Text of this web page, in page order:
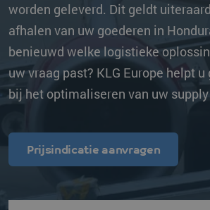
worden geleverd. Dit geldt
afhalen van uw goederen in
benieuwd welke logistieke
uw vraag past? KLG Europe helpt u
bij het optimaliseren van uw
Prijsindicatie aanvragen